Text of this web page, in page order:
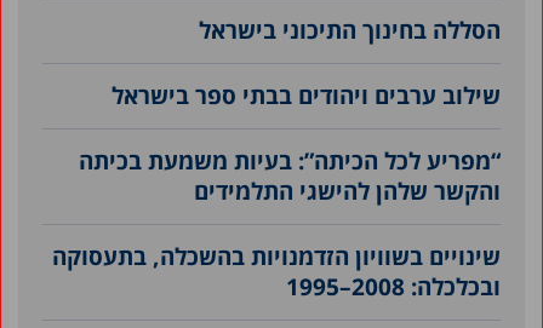
הסללה בחינוך התיכוני בישראל
שילוב ערבים ויהודים בבתי ספר בישראל
“מפריע לכל הכיתה”: בעיות משמעת בכיתה
והקשר שלהן להישגי התלמידים
שינויים בשוויון הזדמנויות בהשכלה, בתעסוקה
ובכלכלה: 2008–1995